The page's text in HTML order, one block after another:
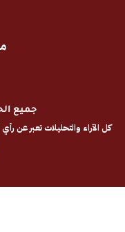
من زاوية
جميع الحقوق محفوظة
تعبر عن رأي أصحابها